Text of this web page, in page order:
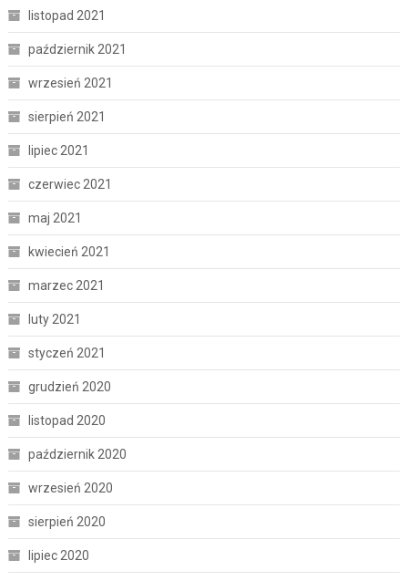
listopad 2021
październik 2021
wrzesień 2021
sierpień 2021
lipiec 2021
czerwiec 2021
maj 2021
kwiecień 2021
marzec 2021
luty 2021
styczeń 2021
grudzień 2020
listopad 2020
październik 2020
wrzesień 2020
sierpień 2020
lipiec 2020